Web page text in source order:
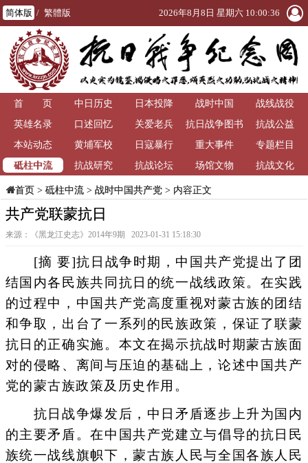
简体版 / 繁體版 2026年8月8日 星期六 10:00:37
首 页 中日历史 日本投降 战时中国
战线战役
英雄名录
口述回忆 关爱老兵
抗日战争图书
馆
抗战公益
本站动态
黄埔军校 日寇暴行 重大事件
专题栏目
砥柱中流
抗战研究 抗战论坛 场馆文物 抗战文化
首页> 砥柱中流> 战时中国共产党> 内容正文
共产党联蒙抗日
来源：《黑龙江史志》2014年9期 2023-01-31 15:18:30
[摘 要]抗日战争时期，中国共产党提出了团
结国内各民族共同抗日的统一战线政策。在实践
的过程中，中国共产党高度重视对蒙古族的团结
和争取，出台了一系列的民族政策，保证了联蒙
抗日的正确实施。本文在揭示抗战时期蒙古族面
对的侵略、离间与压迫的基础上，论述中国共产
党的蒙古族政策及历史作用。
抗日战争爆发后，中日矛盾逐步上升为国内
的主要矛盾。在中国共产党建立与倡导的抗日民
族统一战线旗帜下，蒙古族人民与全国各族人民